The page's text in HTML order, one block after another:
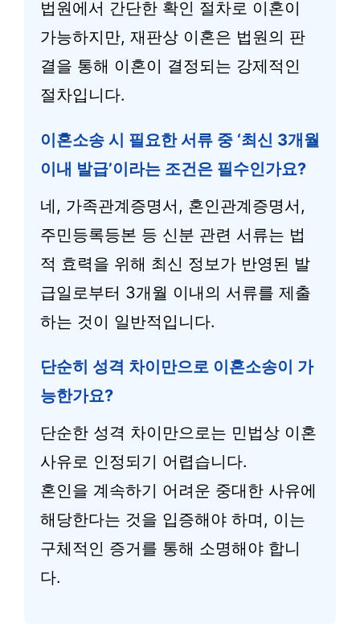
법원에서 간단한 확인 절차로 이혼이
가능하지만, 재판상 이혼은 법원의 판
결을 통해 이혼이 결정되는 강제적인
절차입니다.
이혼소송 시 필요한 서류 중 ‘최신 3개월
이내 발급’이라는 조건은 필수인가요?
네, 가족관계증명서, 혼인관계증명서,
주민등록등본 등 신분 관련 서류는 법
적 효력을 위해 최신 정보가 반영된 발
급일로부터 3개월 이내의 서류를 제출
하는 것이 일반적입니다.
단순히 성격 차이만으로 이혼소송이 가
능한가요?
단순한 성격 차이만으로는 민법상 이혼
사유로 인정되기 어렵습니다.
혼인을 계속하기 어려운 중대한 사유에
해당한다는 것을 입증해야 하며, 이는
구체적인 증거를 통해 소명해야 합니
다.